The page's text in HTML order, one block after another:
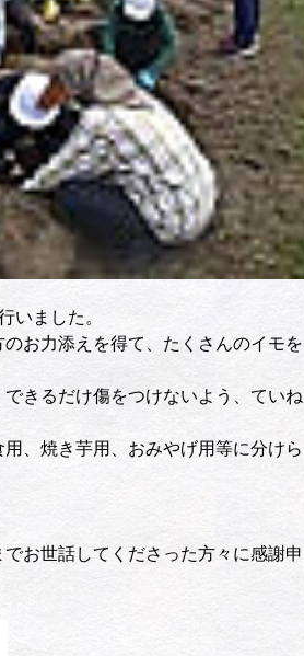
いました。
お力添えを得て、たくさんのイモを
きるだけ傷をつけないよう、ていね
、焼き芋用、おみやげ用等に分けら
お世話してくださった方々に感謝申